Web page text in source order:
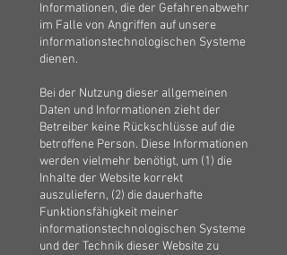
Informationen, die der Gefahrenabwehr
im Falle von Angriffen auf unsere
informationstechnologischen Systeme
dienen.
Bei der Nutzung dieser allgemeinen
Daten und Informationen zieht der
Betreiber keine Rückschlüsse auf die
betroffene Person. Diese Informationen
werden vielmehr benötigt, um (1) die
Inhalte der Website korrekt
auszuliefern, (2) die dauerhafte
Funktionsfähigkeit meiner
informationstechnologischen Systeme
und der Technik dieser Website zu